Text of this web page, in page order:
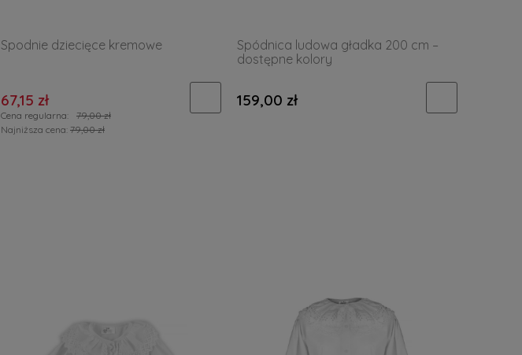
Spodnie dziecięce kremowe
67,15 zł
Cena regularna:
79,00 zł
Najniższa cena: 79,00 zł
Spódnica ludowa gładka 200 cm –
dostępne kolory
159,00 zł